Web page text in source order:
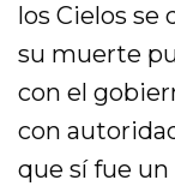
los Cielos se
su muerte
con el
con
que sí fue